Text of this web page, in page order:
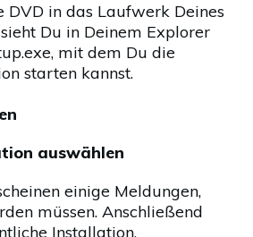
DVD in das Laufwerk Deines
Du in Deinem Explorer
mit dem Du die
starten kannst.
auswählen
einige Meldungen,
müssen. Anschließend
Installation.